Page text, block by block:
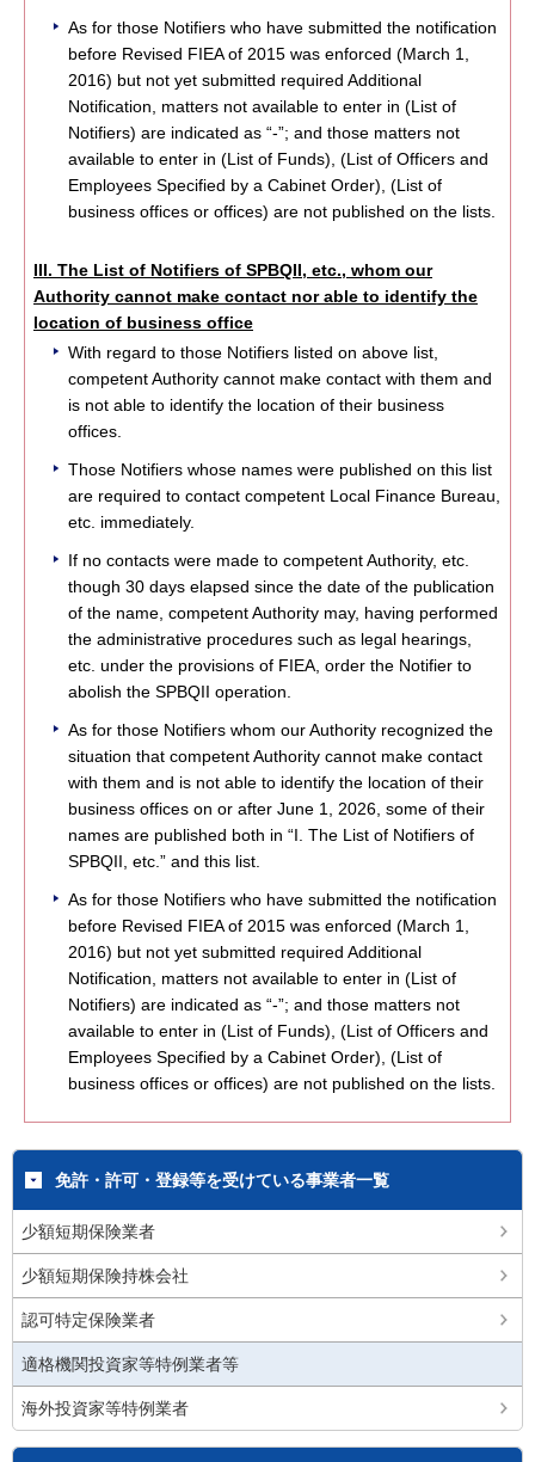
As for those Notifiers who have submitted the notification
before Revised FIEA of 2015 was enforced (March 1,
2016) but not yet submitted required Additional
Notification, matters not available to enter in (List of
Notifiers) are indicated as “-”; and those matters not
available to enter in (List of Funds), (List of Officers and
Employees Specified by a Cabinet Order), (List of
business offices or offices) are not published on the lists.
III. The List of Notifiers of SPBQII, etc., whom our
Authority cannot make contact nor able to identify the
location of business office
With regard to those Notifiers listed on above list,
competent Authority cannot make contact with them and
is not able to identify the location of their business
offices.
Those Notifiers whose names were published on this list
are required to contact competent Local Finance Bureau,
etc. immediately.
If no contacts were made to competent Authority, etc.
though 30 days elapsed since the date of the publication
of the name, competent Authority may, having performed
the administrative procedures such as legal hearings,
etc. under the provisions of FIEA, order the Notifier to
abolish the SPBQII operation.
As for those Notifiers whom our Authority recognized the
situation that competent Authority cannot make contact
with them and is not able to identify the location of their
business offices on or after June 1, 2026, some of their
names are published both in “I. The List of Notifiers of
SPBQII, etc.” and this list.
As for those Notifiers who have submitted the notification
before Revised FIEA of 2015 was enforced (March 1,
2016) but not yet submitted required Additional
Notification, matters not available to enter in (List of
Notifiers) are indicated as “-”; and those matters not
available to enter in (List of Funds), (List of Officers and
Employees Specified by a Cabinet Order), (List of
business offices or offices) are not published on the lists.
免許・許可・登録等を受けている事業者一覧
少額短期保険業者
少額短期保険持株会社
認可特定保険業者
適格機関投資家等特例業者等
海外投資家等特例業者